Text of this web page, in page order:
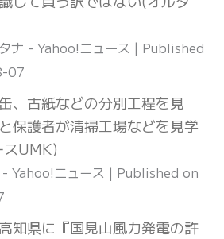
ナ - Yahoo!ニュース
Published
07
、古紙などの分別工程を見
保護者が清掃工場などを見学
スUMK)
Yahoo!ニュース
Published on
知県に『国見山風力発電の許